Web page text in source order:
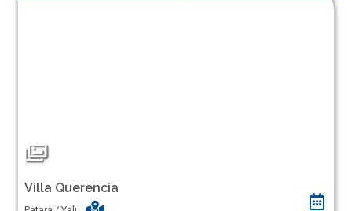
Villa Querencia